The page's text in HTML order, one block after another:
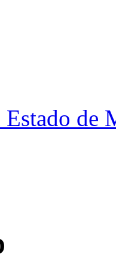
de